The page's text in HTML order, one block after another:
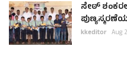
ಸೇಠ್
kkeditor Aug